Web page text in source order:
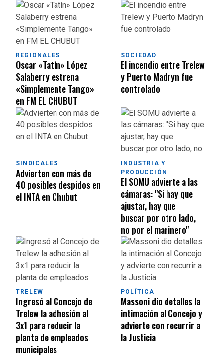
REGIONALES
Oscar «Tatín» López
Salaberry estrena
«Simplemente Tango»
en FM EL CHUBUT
SOCIEDAD
El incendio entre Trelew
y Puerto Madryn fue
controlado
SINDICALES
Advierten con más de
40 posibles despidos en
el INTA en Chubut
INDUSTRIA Y
PRODUCCIÓN
El SOMU advierte a las
cámaras: "Si hay que
ajustar, hay que
buscar por otro lado,
no por el marinero"
TRELEW
Ingresó al Concejo de
Trelew la adhesión al
3x1 para reducir la
planta de empleados
municipales
POLÍTICA
Massoni dio detalles la
intimación al Concejo y
advierte con recurrir a
la Justicia